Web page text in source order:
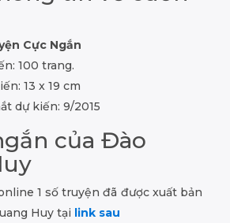
Cực Ngắn
100 trang.
13 x 19 cm
dự kiến: 9/2015
của Đào
1 số truyện đã được xuất bản
Huy tại link sau